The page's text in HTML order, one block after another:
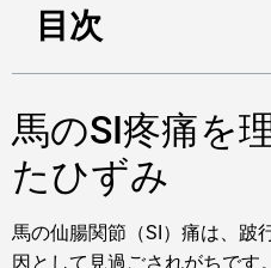
目次
馬のSI疼痛を
たひずみ
馬の仙腸関節（SI）痛は、跛
因として見過ごされがちです